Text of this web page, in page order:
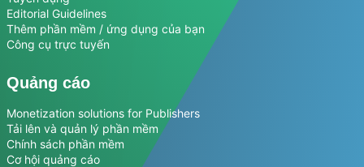
Editorial Guidelines
Thêm phần mềm / ứng dụng của bạn
Công cụ trực tuyến
Quảng cáo
Monetization solutions for Publishers
Tải lên và quản lý phần mềm
Chính sách phần mềm
Cơ hội quảng cáo